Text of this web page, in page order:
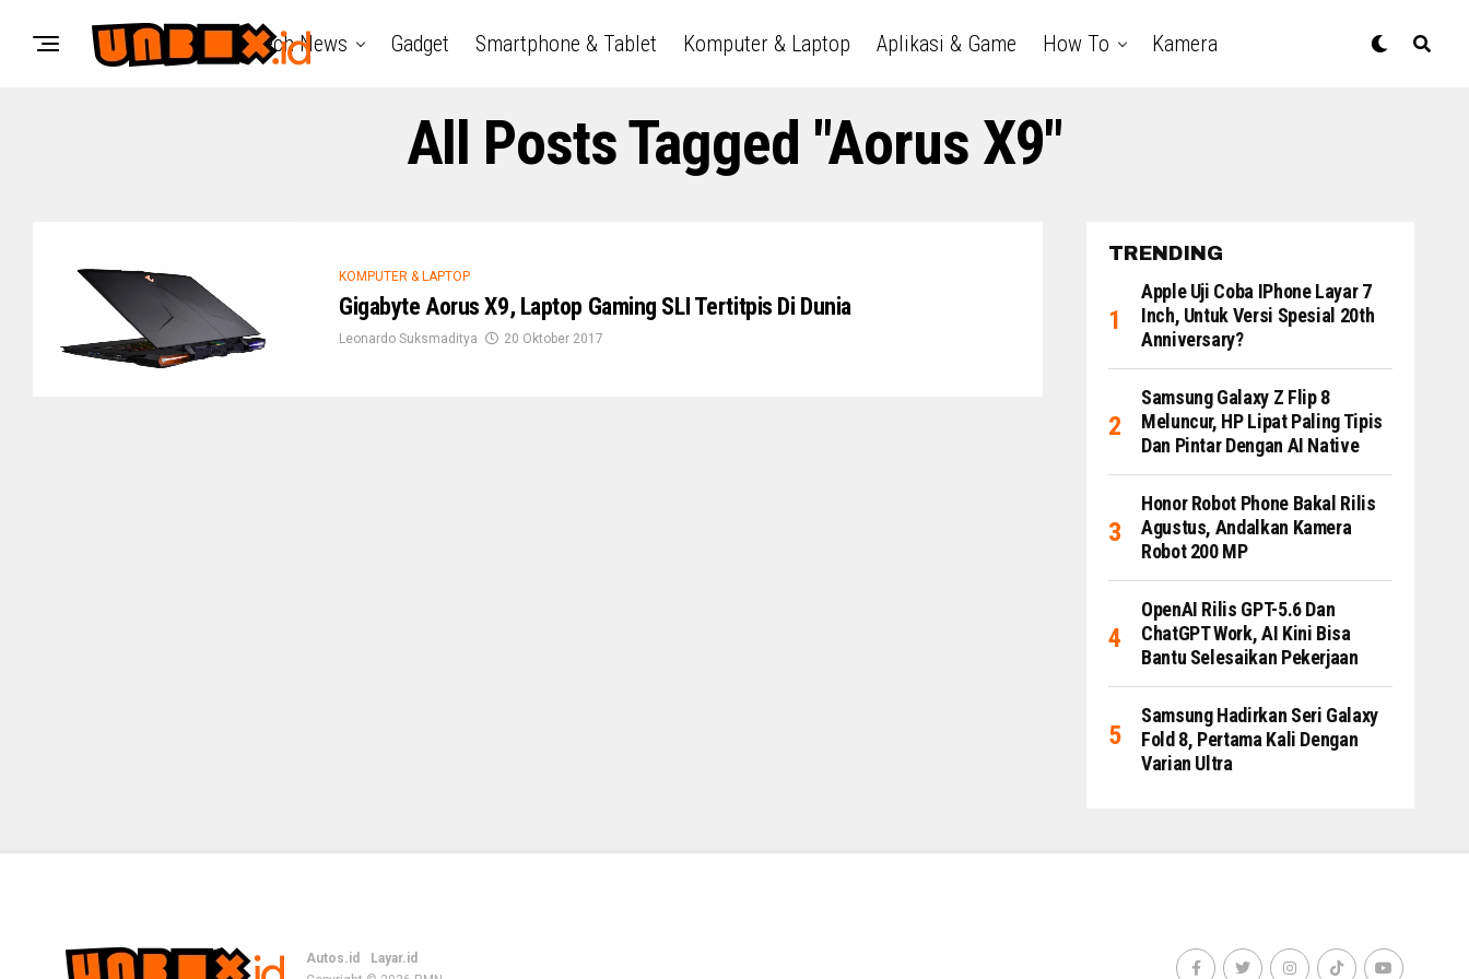
Tech News Gadget Smartphone & Tablet Komputer & Laptop Aplikasi & Game How To Kamera
All Posts Tagged "Aorus X9"
KOMPUTER & LAPTOP
Gigabyte Aorus X9, Laptop Gaming SLI Tertitpis Di Dunia
Leonardo Suksmaditya 20 Oktober 2017
TRENDING
Apple Uji Coba IPhone Layar 7
Inch, Untuk Versi Spesial 20th
Anniversary?
Samsung Galaxy Z Flip 8
Meluncur, HP Lipat Paling Tipis
Dan Pintar Dengan AI Native
Honor Robot Phone Bakal Rilis
Agustus, Andalkan Kamera
Robot 200 MP
OpenAI Rilis GPT-5.6 Dan
ChatGPT Work, AI Kini Bisa
Bantu Selesaikan Pekerjaan
Samsung Hadirkan Seri Galaxy
Fold 8, Pertama Kali Dengan
Varian Ultra
Autos.id
Layar.id